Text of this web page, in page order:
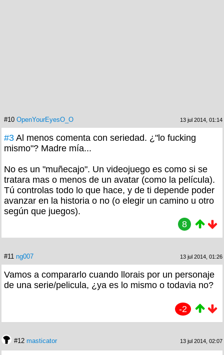
#10 OpenYourEyesO_O 13 jul 2014, 01:14
#3 Al menos comenta con seriedad. ¿"lo fucking
mismo"? Madre mía...
No es un "muñecajo". Un videojuego es como si se
tratara mas o menos de un avatar (como la película).
Tú controlas todo lo que hace, y de ti depende poder
avanzar en la historia o no (o elegir un camino u otro
según que juegos).
8
#11 ng007 13 jul 2014, 01:26
Vamos a compararlo cuando llorais por un personaje
de una serie/pelicula, ¿ya es lo mismo o todavia no?
-2
#12 masticator 13 jul 2014, 02:07